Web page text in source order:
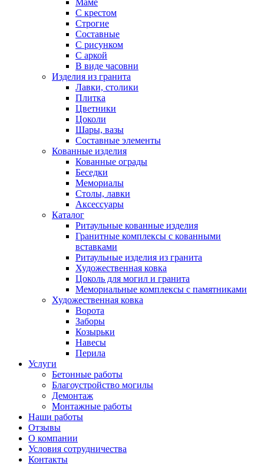
Маме
С крестом
Строгие
Составные
С рисунком
С аркой
В виде часовни
Изделия из гранита
Лавки, столики
Плитка
Цветники
Цоколи
Шары, вазы
Составные элементы
Кованные изделия
Кованные ограды
Беседки
Мемориалы
Столы, лавки
Аксессуары
Каталог
Ритаульные кованные изделия
Гранитные комплексы с кованными
вставками
Ритаульные изделия из гранита
Художественная ковка
Цоколь для могил и гранита
Мемориальные комплексы с памятниками
Художественная ковка
Ворота
Заборы
Козырьки
Навесы
Перила
Услуги
Бетонные работы
Благоустройство могилы
Демонтаж
Монтажные работы
Наши работы
Отзывы
О компании
Условия сотрудничества
Контакты